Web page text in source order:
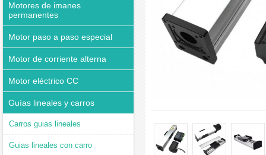
Motores de imanes
permanentes
Motor paso a paso especial
Motor de corriente alterna
Motor eléctrico CC
Guías lineales y carros
Carros guias lineales
Guias lineales con carro